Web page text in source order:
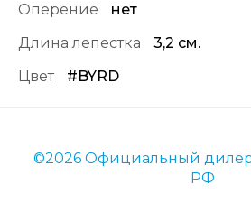
Оперение
нет
Длина лепестка
3,2 см.
Цвет
#BYRD
©2026 Официальный дилер
РФ